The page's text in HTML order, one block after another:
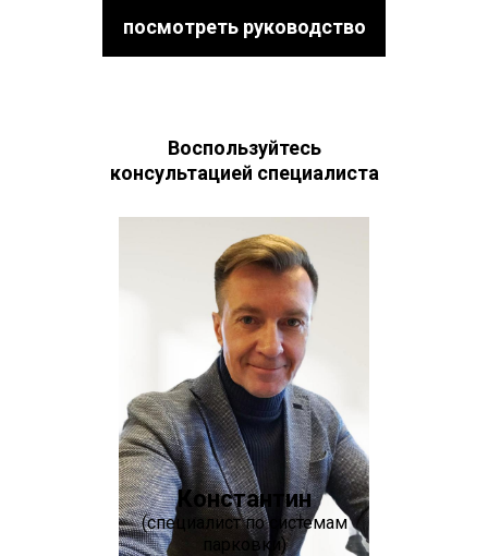
Воспользуйтесь
консультацией специалиста
Константин
(специалист по системам
парковки)
посмотреть руководство